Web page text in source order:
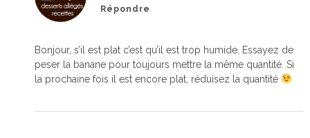
Répondre
Bonjour, s’il est plat c’est qu’il est trop humide. Essayez de
peser la banane pour toujours mettre la même quantité. Si
la prochaine fois il est encore plat, réduisez la quantité